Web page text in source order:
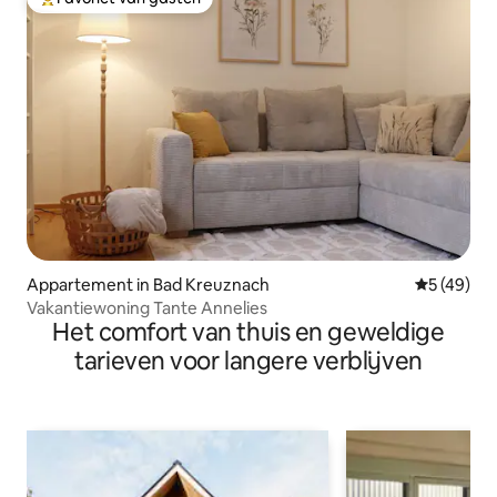
Topfavoriet van gasten
Appartement in Bad Kreuznach
5 (49)
Vakantiewoning Tante Annelies
Het comfort van thuis en geweldige
tarieven voor langere verblijven